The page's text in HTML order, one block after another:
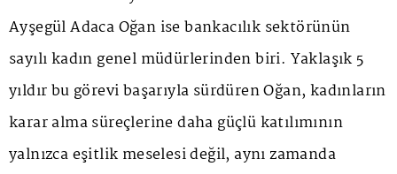
Ayşegül Adaca Oğan ise bankacılık sektörünün
sayılı kadın genel müdürlerinden biri. Yaklaşık 5
yıldır bu görevi başarıyla sürdüren Oğan, kadınların
karar alma süreçlerine daha güçlü katılımının
yalnızca eşitlik meselesi değil, aynı zamanda